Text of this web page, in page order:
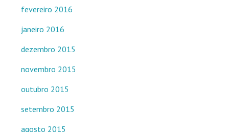
fevereiro 2016
janeiro 2016
dezembro 2015
novembro 2015
outubro 2015
setembro 2015
agosto 2015